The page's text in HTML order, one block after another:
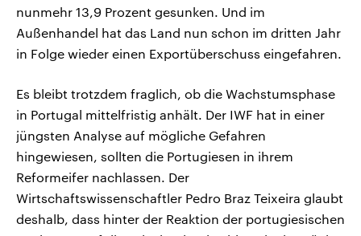
nunmehr 13,9 Prozent gesunken. Und im
Außenhandel hat das Land nun schon im dritten Jahr
in Folge wieder einen Exportüberschuss eingefahren.
Es bleibt trotzdem fraglich, ob die Wachstumsphase
in Portugal mittelfristig anhält. Der IWF hat in einer
jüngsten Analyse auf mögliche Gefahren
hingewiesen, sollten die Portugiesen in ihrem
Reformeifer nachlassen. Der
Wirtschaftswissenschaftler Pedro Braz Teixeira glaubt
deshalb, dass hinter der Reaktion der portugiesischen